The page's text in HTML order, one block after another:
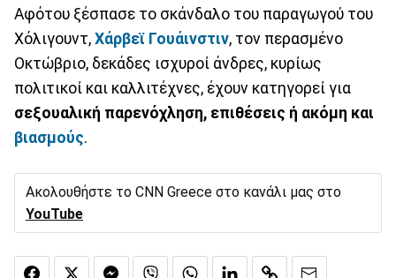
Αφότου ξέσπασε το σκάνδαλο του παραγωγού του
Χόλιγουντ, Χάρβεϊ Γουάινστιν, τον περασμένο
Οκτώβριο, δεκάδες ισχυροί άνδρες, κυρίως
πολιτικοί και καλλιτέχνες, έχουν κατηγορεί για
σεξουαλική παρενόχληση, επιθέσεις ή ακόμη και
βιασμούς.
Ακολουθήστε το CNN Greece στο κανάλι μας στο
YouTube